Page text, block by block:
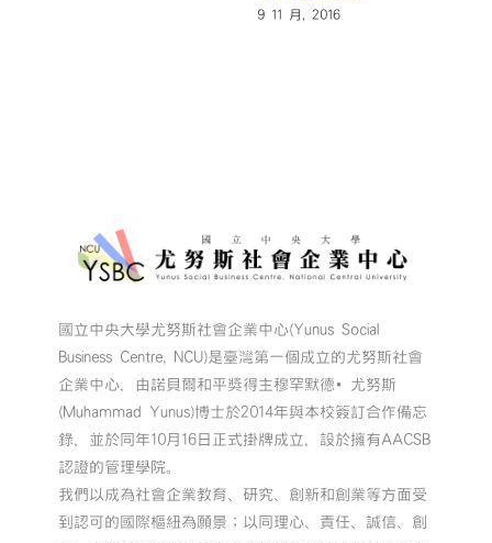
9 11 月, 2016
國立中央大學尤努斯社會企業中心(Yunus Social
Business Centre, NCU)是臺灣第一個成立的尤努斯社會
企業中心，由諾貝爾和平獎得主穆罕默德•尤努斯
(Muhammad Yunus)博士於2014年與本校簽訂合作備忘
錄，並於同年10月16日正式掛牌成立，設於擁有AACSB
認證的管理學院。
我們以成為社會企業教育、研究、創新和創業等方面受
到認可的國際樞紐為願景；以同理心、責任、誠信、創